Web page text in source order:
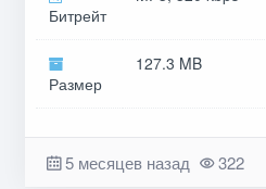
Битрейт
Размер
127.3 MB
5 месяцев назад 322